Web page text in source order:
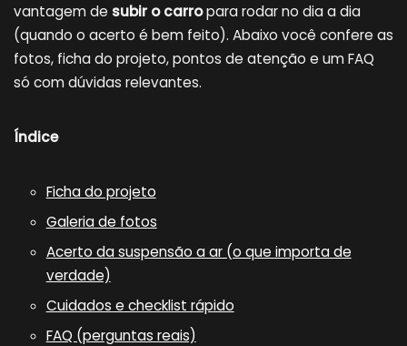
vantagem de subir o carropara rodar no dia a dia
(quando o acerto é bem feito). Abaixo você confere as
fotos, ficha do projeto, pontos de atenção e um FAQ
só com dúvidas relevantes.
Índice
Ficha do projeto
Galeria de fotos
Acerto da suspensão a ar (o que importa de
verdade)
Cuidados e checklist rápido
FAQ (perguntas reais)